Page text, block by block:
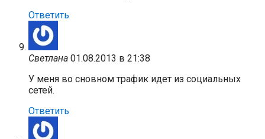
Ответить
Светлана 01.08.2013 в 21:38
У меня во сновном трафик идет из социальных
сетей.
Ответить